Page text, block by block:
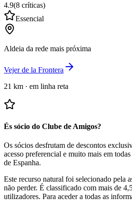
4.9(8 críticas)
Essencial
Aldeia da rede mais próxima
Vejer de la Frontera
21 km · em linha reta
És sócio do Clube de Amigos?
Os sócios desfrutam de descontos
acesso preferencial e muito mais em
de Espanha.
Este recurso natural foi selecionado pela
não perder. É classificado com mais de
utilizadores. Para aceder a todas as